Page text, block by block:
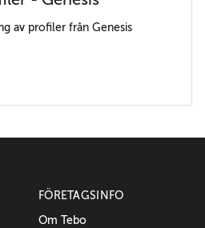
av profiler från Genesis
FÖRETAGSINFO
Om Tebo